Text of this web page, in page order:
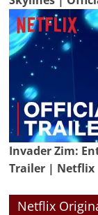
Invader Zim:
Trailer | Netflix
Netflix